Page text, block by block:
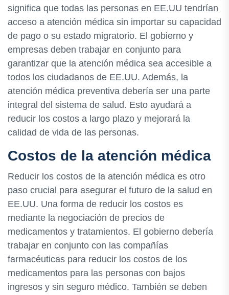
significa que todas las personas en EE.UU tendrían
acceso a atención médica sin importar su capacidad
de pago o su estado migratorio. El gobierno y
empresas deben trabajar en conjunto para
garantizar que la atención médica sea accesible a
todos los ciudadanos de EE.UU. Además, la
atención médica preventiva debería ser una parte
integral del sistema de salud. Esto ayudará a
reducir los costos a largo plazo y mejorará la
calidad de vida de las personas.
Costos de la atención médica
Reducir los costos de la atención médica es otro
paso crucial para asegurar el futuro de la salud en
EE.UU. Una forma de reducir los costos es
mediante la negociación de precios de
medicamentos y tratamientos. El gobierno debería
trabajar en conjunto con las compañías
farmacéuticas para reducir los costos de los
medicamentos para las personas con bajos
ingresos y sin seguro médico. También se deben